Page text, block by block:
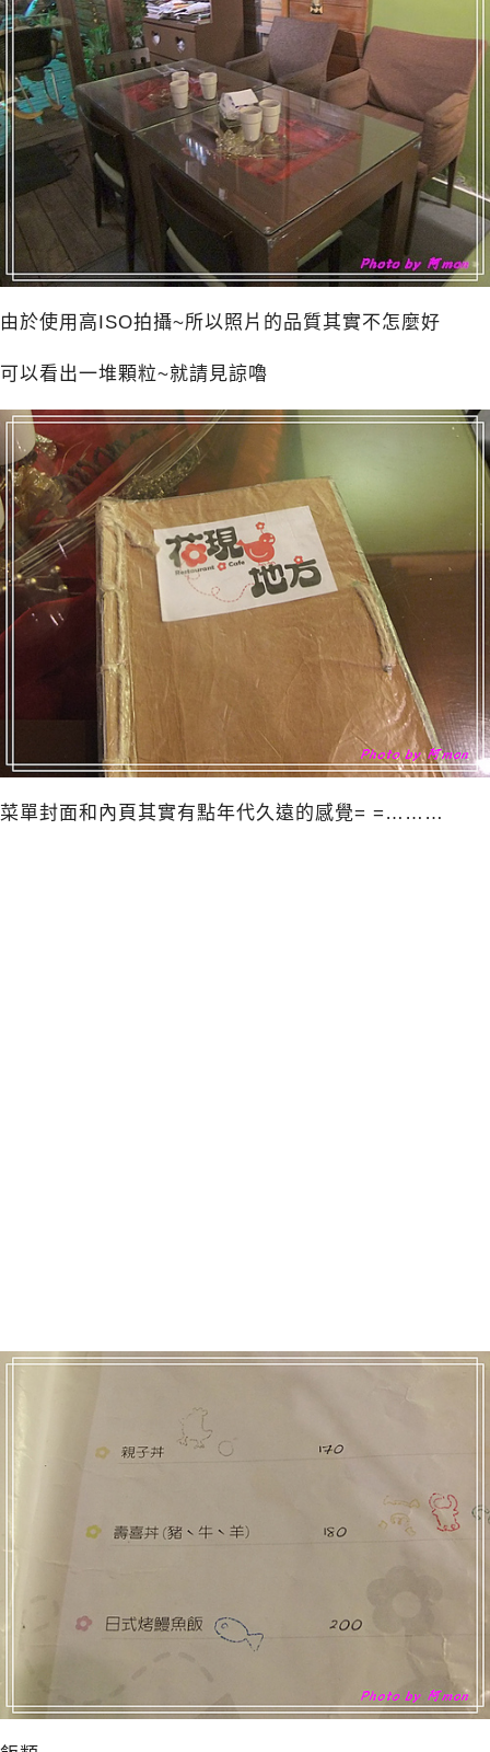
由於使用高ISO拍攝~所以照片的品質其實不怎麼好
可以看出一堆顆粒~就請見諒嚕
菜單封面和內頁其實有點年代久遠的感覺= =………